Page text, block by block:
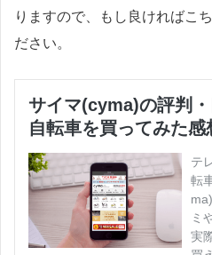
りますので、もし良ければこ
ださい。